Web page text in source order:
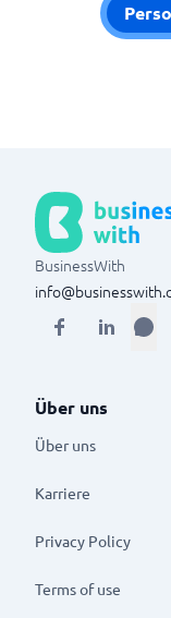
BusinessWith
Über uns
Über uns
Karriere
Privacy Policy
Terms of use